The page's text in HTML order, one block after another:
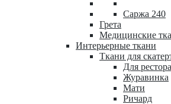
Саржа 240
Грета
Медицинские
Интерьерные ткани
Ткани для
Для
Журавинка
Мати
Ричард